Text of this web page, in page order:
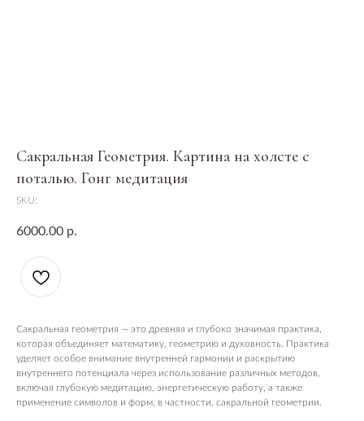
Сакральная Геометрия. Картина на холсте с
поталью. Гонг медитация
SKU:
6000.00 р.
Сакральная геометрия — это древняя и глубоко значимая практика,
которая объединяет математику, геометрию и духовность. Практика
уделяет особое внимание внутренней гармонии и раскрытию
внутреннего потенциала через использование различных методов,
включая глубокую медитацию, энергетическую работу, а также
применение символов и форм, в частности, сакральной геометрии.